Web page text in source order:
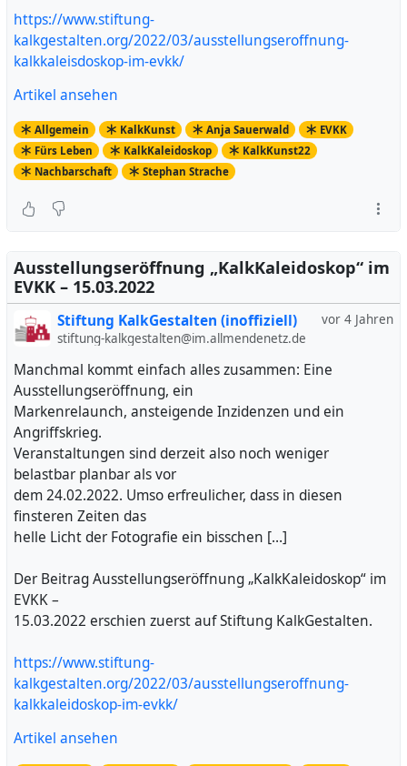
https://www.stiftung-
kalkgestalten.org/2022/03/ausstellungseroffnung-
kalkkaleisdoskop-im-evkk/
Artikel ansehen
Allgemein KalkKunst Anja Sauerwald
EVKK
Fürs Leben
KalkKaleidoskop
KalkKunst22
Nachbarschaft
Stephan Strache
Ausstellungseröffnung „KalkKaleidoskop“ im
EVKK – 15.03.2022
vor 4 Jahren
Stiftung KalkGestalten (inoffiziell)
stiftung-kalkgestalten@im.allmendenetz.de
Manchmal kommt einfach alles zusammen: Eine
Ausstellungseröffnung, ein
Markenrelaunch, ansteigende Inzidenzen und ein
Angriffskrieg.
Veranstaltungen sind derzeit also noch weniger
belastbar planbar als vor
dem 24.02.2022. Umso erfreulicher, dass in diesen
finsteren Zeiten das
helle Licht der Fotografie ein bisschen […]
Der Beitrag Ausstellungseröffnung „KalkKaleidoskop“ im
EVKK –
15.03.2022 erschien zuerst auf Stiftung KalkGestalten.
https://www.stiftung-
kalkgestalten.org/2022/03/ausstellungseroffnung-
kalkkaleidoskop-im-evkk/
Artikel ansehen